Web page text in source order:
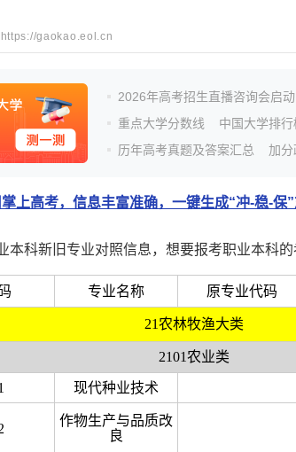
https://gaokao.eol.cn
2026年高考招生直播咨询会启动
重点大学分数线
中国大学排行
历年高考真题及答案汇总
加分
上高考，信息丰富准确，一键生成“冲-稳-保”
本科新旧专业对照信息，想要报考职业本科的
专业名称 原专业代码
21农林牧渔大类
2101农业类
现代种业技术
作物生产与品质改
良